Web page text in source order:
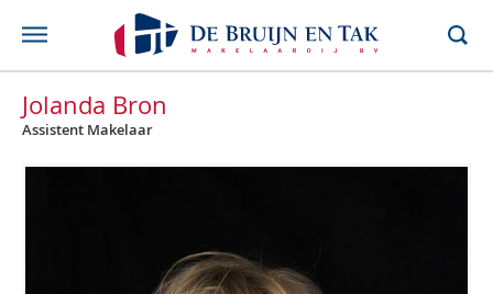
Jolanda Bron
Assistent Makelaar